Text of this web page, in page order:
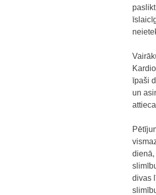
īpaši
un
dienā,
divas